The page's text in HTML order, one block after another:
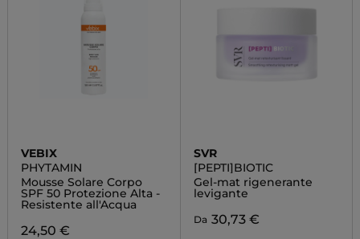
VEBIX
PHYTAMIN
Mousse Solare Corpo
SPF 50 Protezione Alta -
Resistente all'Acqua
24,50 €
SVR
[PEPTI]BIOTIC
Gel-mat rigenerante
levigante
Da 30,73 €